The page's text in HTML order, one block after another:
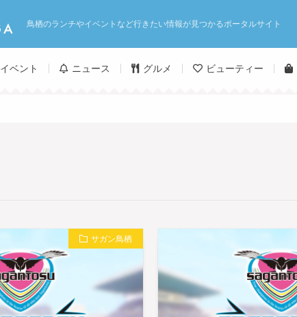
鳥栖のランチやイベントなど行きたい情報が見つかるポータルサイト
イベント ニュース グルメ ビューティー
サガン鳥栖